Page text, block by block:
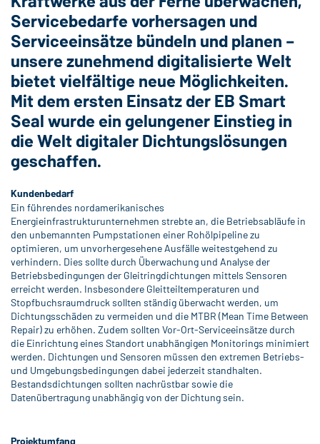
Servicebedarfe vorhersagen und
Serviceeinsätze bündeln und planen –
unsere zunehmend digitalisierte Welt
bietet vielfältige neue Möglichkeiten.
Mit dem ersten Einsatz der EB Smart
Seal wurde ein gelungener Einstieg in
die Welt digitaler Dichtungslösungen
geschaffen.
Kundenbedarf
Ein führendes nordamerikanisches
Energieinfrastrukturunternehmen strebte an, die Betriebsabläufe in
den unbemannten Pumpstationen einer Rohölpipeline zu
optimieren, um unvorhergesehene Ausfälle weitestgehend zu
verhindern. Dies sollte durch Überwachung und Analyse der
Betriebsbedingungen der Gleitringdichtungen mittels Sensoren
erreicht werden. Insbesondere Gleitteiltemperaturen und
Stopfbuchsraumdruck sollten ständig überwacht werden, um
Dichtungsschäden zu vermeiden und die MTBR (Mean Time Between
Repair) zu erhöhen. Zudem sollten Vor-Ort-Serviceeinsätze durch
die Einrichtung eines Standort unabhängigen Monitorings minimiert
werden. Dichtungen und Sensoren müssen den extremen Betriebs-
und Umgebungsbedingungen dabei jederzeit standhalten.
Bestandsdichtungen sollten nachrüstbar sowie die
Datenübertragung unabhängig von der Dichtung sein.